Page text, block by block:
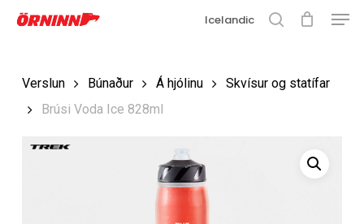
Fara
Loka
Icelandic
Verslun Búnaður Á hjólinu
Skvísur og statífar
Brúsi Voda Ice 828ml